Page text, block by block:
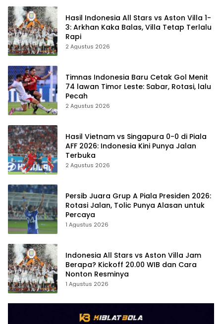
Hasil Indonesia All Stars vs Aston Villa 1-
3: Arkhan Kaka Balas, Villa Tetap Terlalu
Rapi
2 Agustus 2026
Timnas Indonesia Baru Cetak Gol Menit
74 lawan Timor Leste: Sabar, Rotasi, lalu
Pecah
2 Agustus 2026
Hasil Vietnam vs Singapura 0-0 di Piala
AFF 2026: Indonesia Kini Punya Jalan
Terbuka
2 Agustus 2026
Persib Juara Grup A Piala Presiden 2026:
Rotasi Jalan, Tolic Punya Alasan untuk
Percaya
1 Agustus 2026
Indonesia All Stars vs Aston Villa Jam
Berapa? Kickoff 20.00 WIB dan Cara
Nonton Resminya
1 Agustus 2026